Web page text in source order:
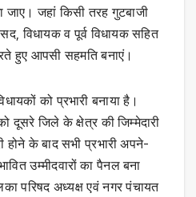
जहां किसी तरह गुटबाजी
विधायक व पूर्व विधायक सहित
हुए आपसी सहमति बनाएं।
को प्रभारी बनाया है।
जिले के क्षेत्र की जिम्मेदारी
होने के बाद सभी प्रभारी अपने-
उम्मीदवारों का पैनल बना
परिषद अध्यक्ष एवं नगर पंचायत